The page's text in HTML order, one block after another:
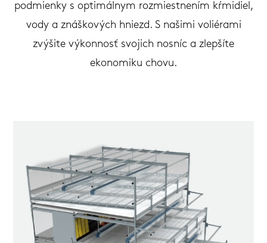
podmienky s optimálnym rozmiestnením kŕmidiel,
vody a znáškových hniezd. S našimi voliérami
zvýšite výkonnosť svojich nosníc a zlepšíte
ekonomiku chovu.